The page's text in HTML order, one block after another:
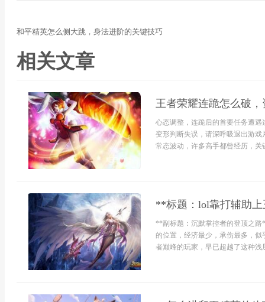
和平精英怎么侧大跳，身法进阶的关键技巧
相关文章
王者荣耀连跪怎么破
心态调整，连跪后的首要任务遭
变形判断失误，请深呼吸退出游
常态波动，许多高手都曾经历，
**标题：lol靠打辅助
**副标题：沉默掌控者的登顶之
的位置，经济最少，承伤最多，
者巅峰的玩家，早已超越了这种